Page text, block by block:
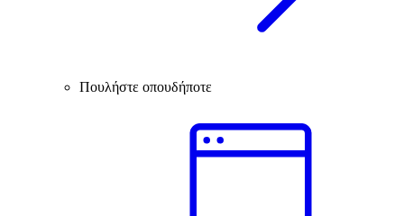
Πουλήστε οπουδήποτε